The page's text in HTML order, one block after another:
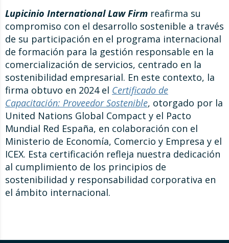
Lupicinio International Law Firm reafirma su
compromiso con el desarrollo sostenible a través
de su participación en el programa internacional
de formación para la gestión responsable en la
comercialización de servicios, centrado en la
sostenibilidad empresarial. En este contexto, la
firma obtuvo en 2024 el Certificado de
Capacitación: Proveedor Sostenible, otorgado por la
United Nations Global Compact y el Pacto
Mundial Red España, en colaboración con el
Ministerio de Economía, Comercio y Empresa y el
ICEX. Esta certificación refleja nuestra dedicación
al cumplimiento de los principios de
sostenibilidad y responsabilidad corporativa en
el ámbito internacional.